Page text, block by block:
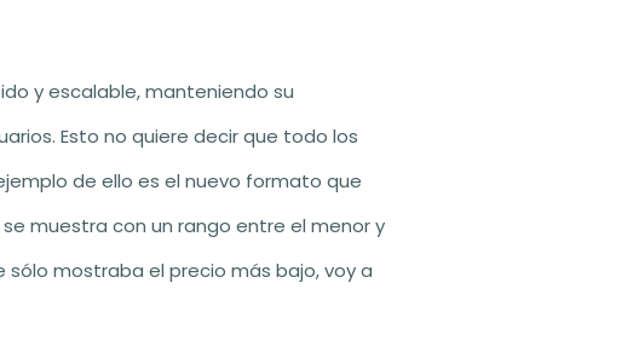
y escalable, manteniendo su
Esto no quiere decir que todo los
de ello es el nuevo formato que
muestra con un rango entre el menor y
mostraba el precio más bajo, voy a